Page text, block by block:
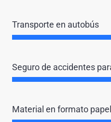
Transporte en autobús
Seguro de accidentes
Material en formato